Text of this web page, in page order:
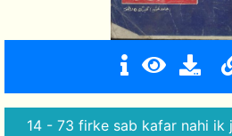
14 - 73 firke sab kafar nahi ik